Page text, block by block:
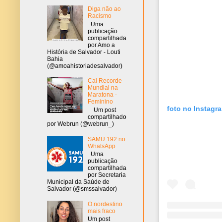
foto no
Diga não ao
Racismo
Uma
publicação
compartilhada
por Amo a
História de Salvador - Louti
Bahia
(@amoahistoriadesalvador)
Cai Recorde
Mundial na
Maratona -
Feminino
Um post
compartilhado
por Webrun (@webrun_)
SAMU 192 no
WhatsApp
Uma
publicação
compartilhada
por Secretaria
Municipal da Saúde de
Salvador (@smssalvador)
O nordestino
mais fraco
Um post